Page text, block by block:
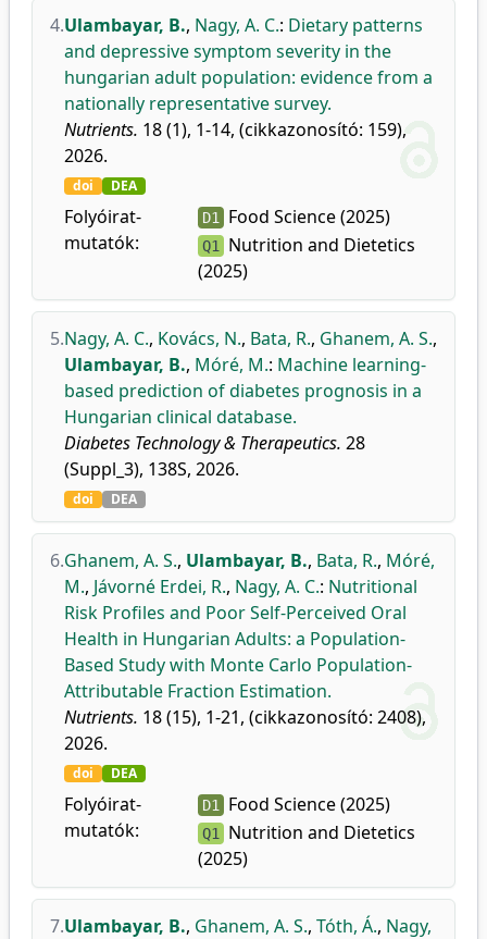
4.Ulambayar, B., Nagy, A. C.: Dietary patterns
and depressive symptom severity in the
hungarian adult population: evidence from a
nationally representative survey.
Nutrients. 18 (1), 1-14, (cikkazonosító: 159),
2026.
doi DEA
Folyóirat-
mutatók:
D1 Food Science (2025)
Q1
Nutrition and Dietetics
(2025)
5.Nagy, A. C., Kovács, N., Bata, R., Ghanem, A. S.,
Ulambayar, B., Móré, M.: Machine learning-
based prediction of diabetes prognosis in a
Hungarian clinical database.
Diabetes Technology & Therapeutics. 28
(Suppl_3), 138S, 2026.
doi DEA
6.Ghanem, A. S., Ulambayar, B., Bata, R., Móré,
M., Jávorné Erdei, R., Nagy, A. C.: Nutritional
Risk Profiles and Poor Self-Perceived Oral
Health in Hungarian Adults: a Population-
Based Study with Monte Carlo Population-
Attributable Fraction Estimation.
Nutrients. 18 (15), 1-21, (cikkazonosító: 2408),
2026.
doi DEA
Folyóirat-
mutatók:
D1 Food Science (2025)
Q1
Nutrition and Dietetics
(2025)
7.Ulambayar, B., Ghanem, A. S., Tóth, Á., Nagy,